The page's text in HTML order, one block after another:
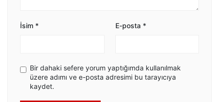
İsim * E-posta *
Bir dahaki sefere yorum yaptığımda kullanılmak
üzere adımı ve e-posta adresimi bu tarayıcıya
kaydet.